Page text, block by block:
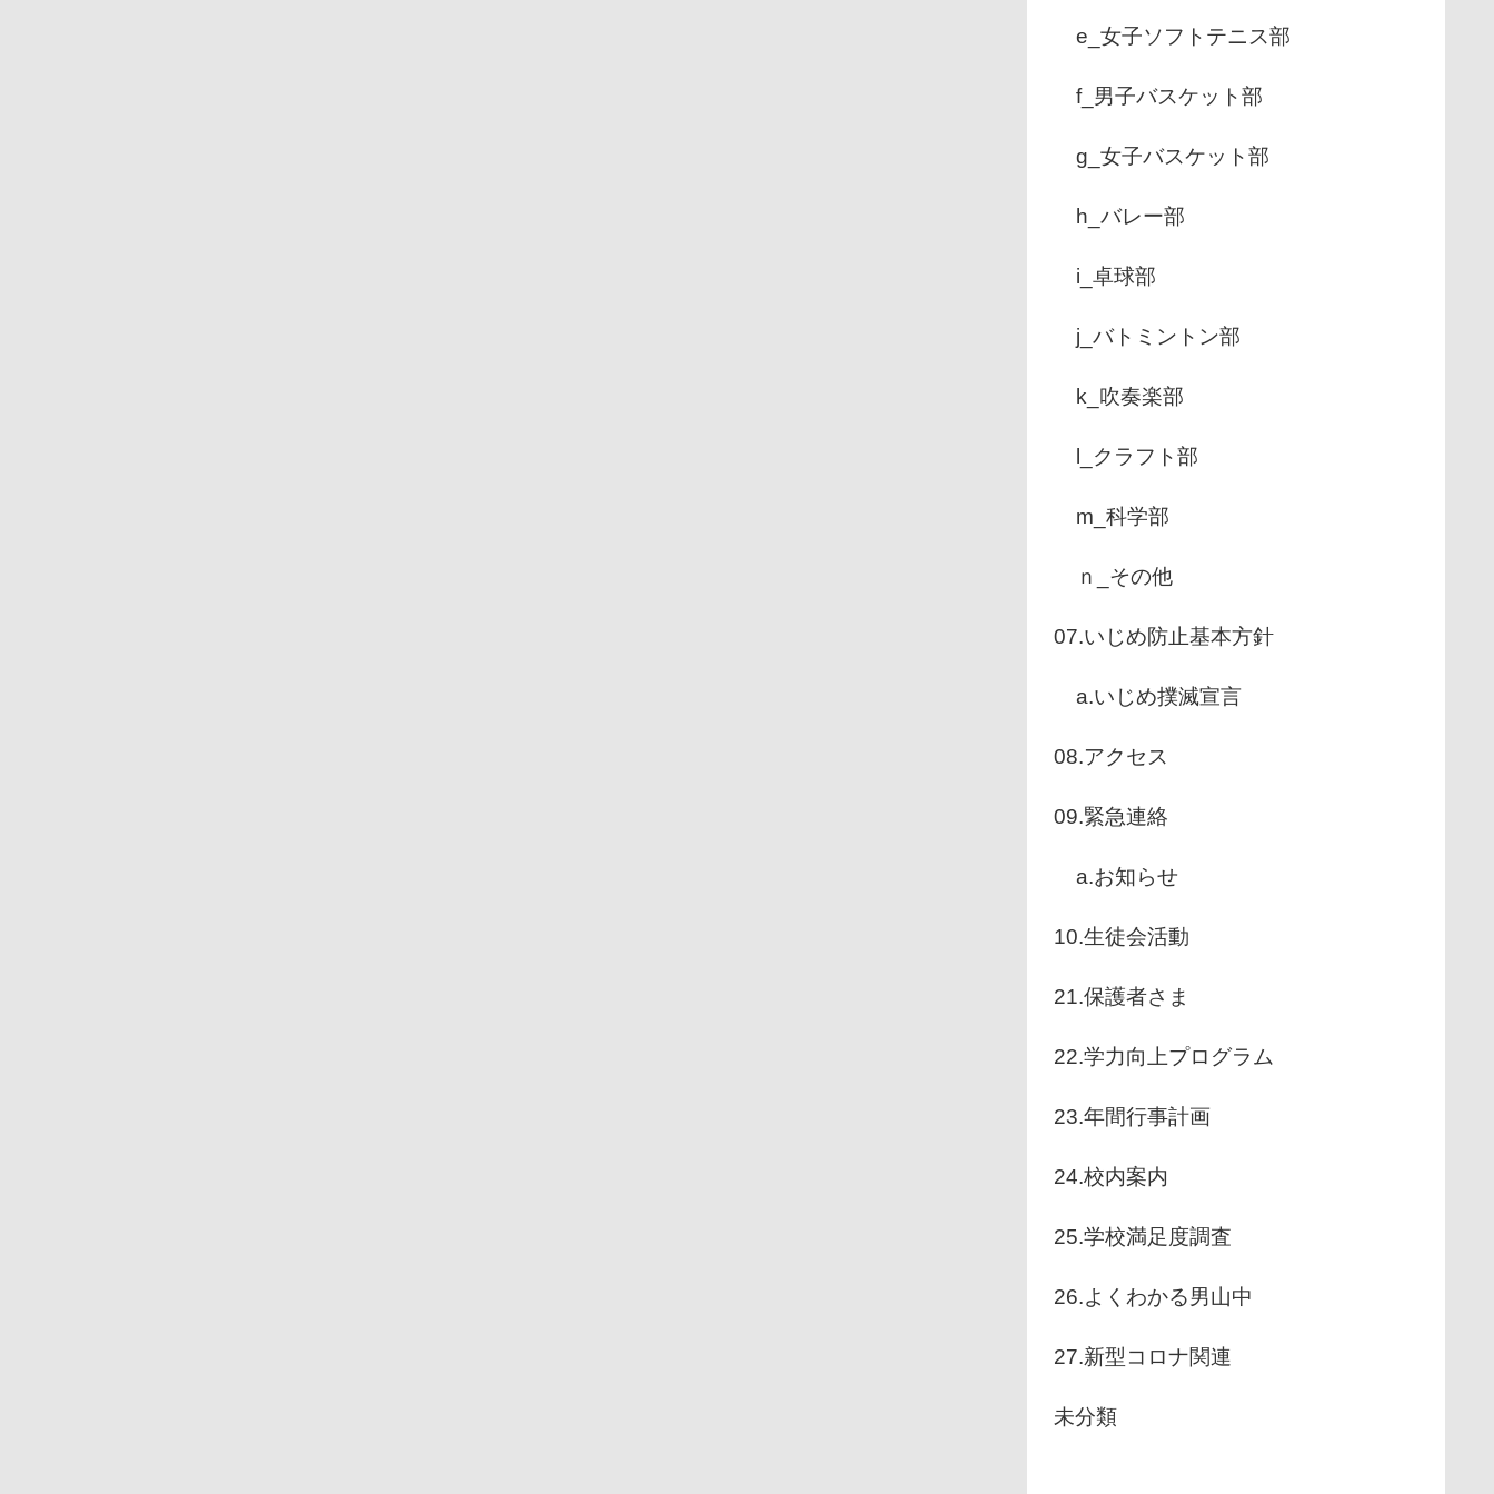
e_女子ソフトテニス部
f_男子バスケット部
g_女子バスケット部
h_バレー部
i_卓球部
j_バトミントン部
k_吹奏楽部
l_クラフト部
m_科学部
ｎ_その他
07.いじめ防止基本方針
a.いじめ撲滅宣言
08.アクセス
09.緊急連絡
a.お知らせ
10.生徒会活動
21.保護者さま
22.学力向上プログラム
23.年間行事計画
24.校内案内
25.学校満足度調査
26.よくわかる男山中
27.新型コロナ関連
未分類